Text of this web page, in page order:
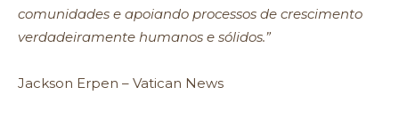
comunidades e apoiando processos de crescimento
verdadeiramente humanos e sólidos.”
Jackson Erpen – Vatican News